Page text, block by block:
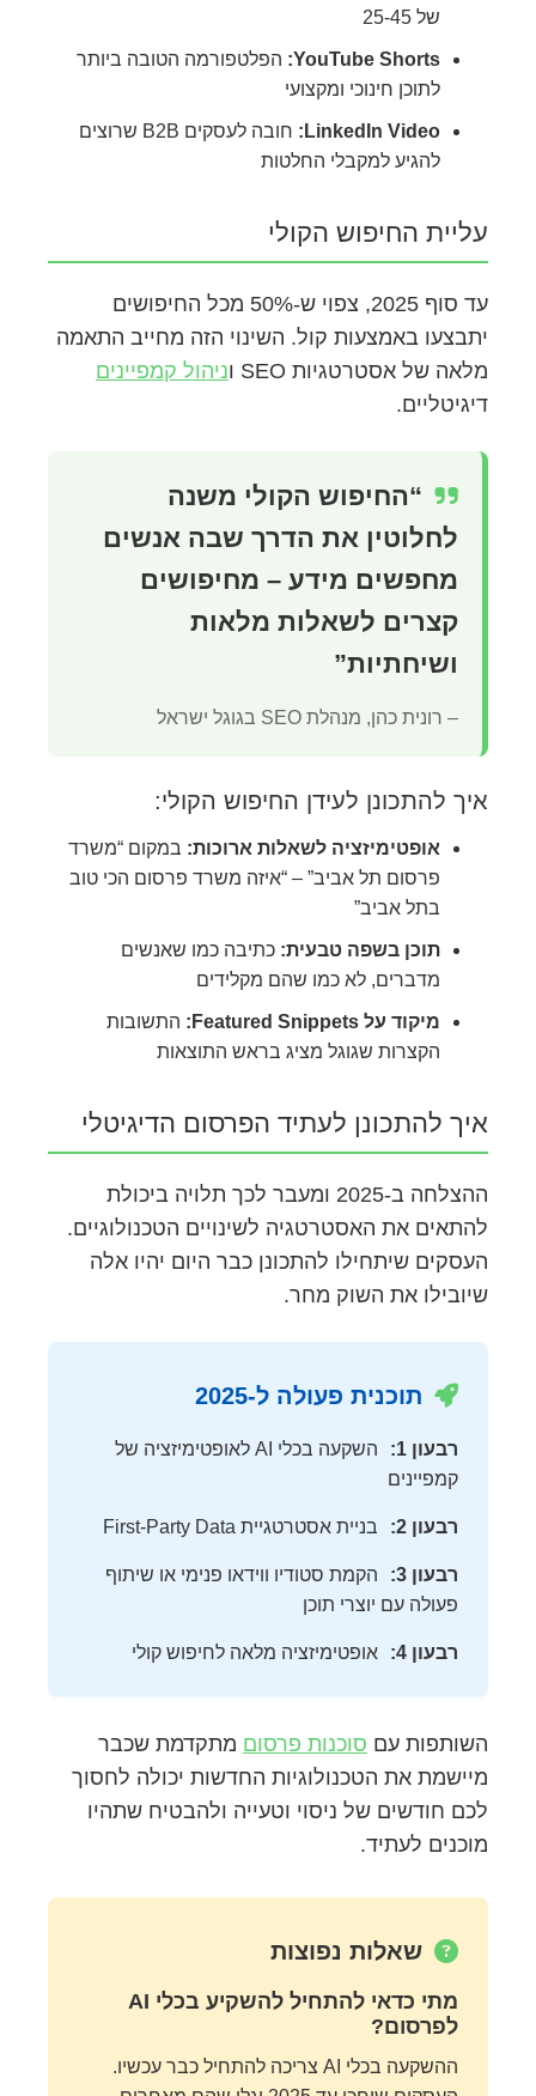
של 25-45
YouTube Shorts: הפלטפורמה הטובה ביותר
לתוכן חינוכי ומקצועי
LinkedIn Video:
חובה לעסקים B2B שרוצים
להגיע למקבלי החלטות
עליית החיפוש הקולי
עד סוף 2025, צפוי ש-50% מכל החיפושים
יתבצעו באמצעות קול. השינוי הזה מחייב התאמה
מלאה של אסטרטגיות SEO ו
ניהול קמפיינים
דיגיטליים.
“החיפוש הקולי משנה
לחלוטין את הדרך שבה אנשים
מחפשים מידע – מחיפושים
קצרים לשאלות מלאות
ושיחתיות”
– רונית כהן, מנהלת SEO בגוגל ישראל
איך להתכונן לעידן החיפוש הקולי:
אופטימיזציה לשאלות ארוכות: במקום “משרד
פרסום תל אביב” – “איזה משרד פרסום הכי טוב
בתל אביב”
תוכן בשפה טבעית: כתיבה כמו שאנשים
מדברים, לא כמו שהם מקלידים
מיקוד על Featured Snippets:
התשובות
הקצרות שגוגל מציג בראש התוצאות
איך להתכונן לעתיד הפרסום הדיגיטלי
ההצלחה ב-2025 ומעבר לכך תלויה ביכולת
להתאים את האסטרטגיה לשינויים הטכנולוגיים.
העסקים שיתחילו להתכונן כבר היום יהיו אלה
שיובילו את השוק מחר.
תוכנית פעולה ל-2025
רבעון 1:
השקעה בכלי AI לאופטימיזציה של
קמפיינים
רבעון 2: בניית אסטרטגיית First-Party Data
רבעון 3:
הקמת סטודיו ווידאו פנימי או שיתוף
פעולה עם יוצרי תוכן
רבעון 4: אופטימיזציה מלאה לחיפוש קולי
השותפות עם סוכנות פרסום מתקדמת שכבר
מיישמת את הטכנולוגיות החדשות יכולה לחסוך
לכם חודשים של ניסוי וטעייה ולהבטיח שתהיו
מוכנים לעתיד.
שאלות נפוצות
מתי כדאי להתחיל להשקיע בכלי AI
לפרסום?
ההשקעה בכלי AI צריכה להתחיל כבר עכשיו.